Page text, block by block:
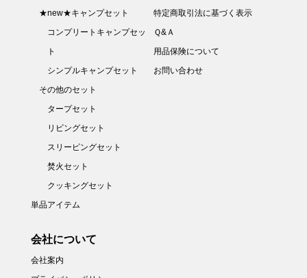
★new★キャンプセット
コンプリートキャンプセッ
ト
シンプルキャンプセット
その他のセット
タープセット
リビングセット
スリーピングセット
焚火セット
クッキングセット
単品アイテム
特定商取引法に基づく表示
Ｑ&Ａ
用品保険について
お問い合わせ
会社について
会社案内